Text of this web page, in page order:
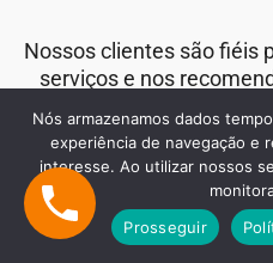
Nossos clientes são fiéis
serviços e nos
"Estou
Nós armazenamos dados
experiência de navegação e
interesse. Ao utilizar nossos
Prosseguir